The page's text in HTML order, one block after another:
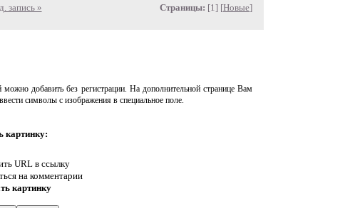
запись » Страницы: [1] [Новые]
добавить без регистрации. На дополнительной странице Вам
символы с изображения в специальное поле.
картинку:
URL в ссылку
на комментарии
картинку